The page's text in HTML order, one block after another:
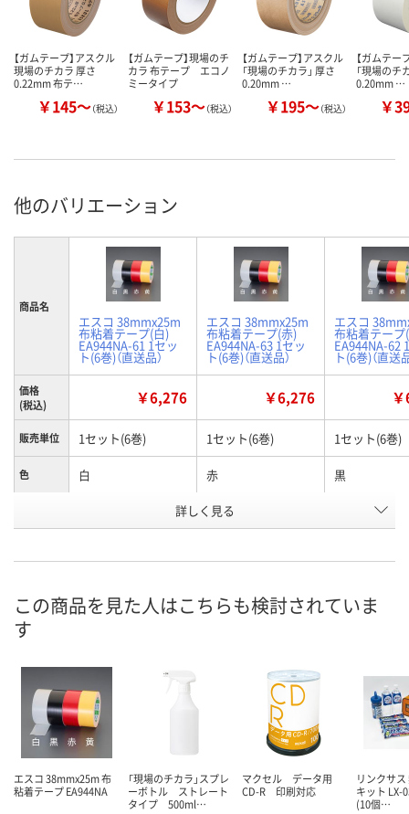
【ガムテープ】アスクル
現場のチカラ 厚さ
0.22mm 布テ…
￥145～（税込）
【ガムテープ】現場のチ
カラ 布テープ エコノ
ミータイプ
￥153～（税込）
【ガムテープ】アスクル
「現場のチカラ」 厚さ
0.20mm …
￥195～（税込）
【ガムテー
「現場のチ
0.20mm …
￥
他のバリエーション
商品名
エスコ 38mmx25m
布粘着テープ(白)
EA944NA-61 1セッ
ト(6巻)（直送品）
エスコ 38mmx25m
布粘着テープ(赤)
EA944NA-63 1セッ
ト(6巻)（直送品）
エスコ
布粘着テープ
EA944NA-62
ト(6巻)（直送
価格
(税込)
￥6,276 ￥6,276
販売単位 1セット(6巻) 1セット(6巻) 1セット(6巻)
色 白 赤 黒
RX19023 RX19022
カゴへ カゴへ カ
詳しく見る
この商品を見た人はこちらも検討されていま
す
エスコ 38mmx25m 布
粘着テープ EA944NA
「現場のチカラ」スプレ
ーボトル ストレート
タイプ 500ml…
マクセル データ用
CD-R 印刷対応
リンクサ
キット LX-
(10個…